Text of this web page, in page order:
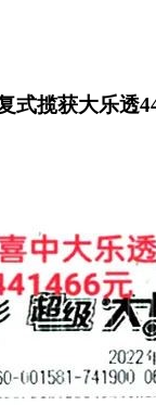
式揽获大乐透